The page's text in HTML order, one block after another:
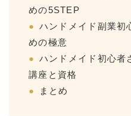
めの5STEP
ハンドメイド副業初
めの極意
ハンドメイド初心者
講座と資格
まとめ